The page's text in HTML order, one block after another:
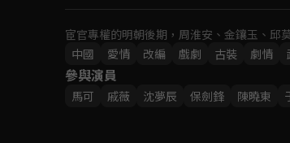
宦官專權的明朝後期，周淮安、金鑲玉、邱
中國
愛情 改編 戲劇 古裝 劇情
參與演員
馬可 戚薇 沈夢辰 保劍鋒 陳曉東